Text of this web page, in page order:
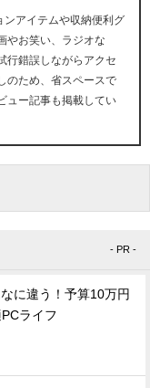
ンアイテムや収納便利グ
やお笑い、ラジオな
行錯誤しながらアクセ
のため、省スペースで
ュー記事も掲載してい
- PR -
に違う！予算10万円
ライフ